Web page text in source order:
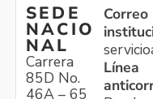
SEDE
NACIO
NAL
Carrera
85D No.
46A – 65
Correo
Línea